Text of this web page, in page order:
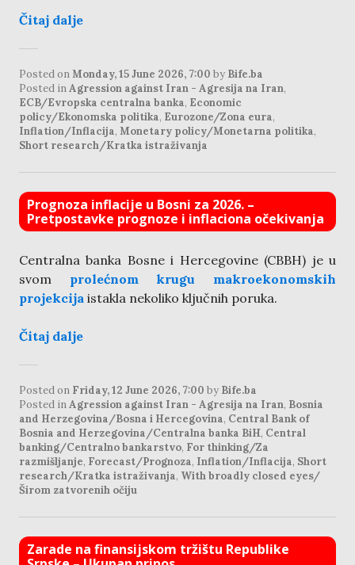
Čitaj dalje
Posted on Monday, 15 June 2026, 7:00 by Bife.ba
Posted inAgression against Iran - Agresija na Iran,
ECB/Evropska centralna banka, Economic
policy/Ekonomska politika, Eurozone/Zona eura,
Inflation/Inflacija, Monetary policy/Monetarna politika,
Short research/Kratka istraživanja
Prognoza inflacije u Bosni za 2026. –
Pretpostavke prognoze i inflaciona očekivanja
Centralna banka Bosne i Hercegovine (CBBH) je u
svom prolećnom krugu makroekonomskih
projekcija istakla nekoliko ključnih poruka.
Čitaj dalje
Posted on Friday, 12 June 2026, 7:00 by Bife.ba
Posted inAgression against Iran - Agresija na Iran, Bosnia
and Herzegovina/Bosna i Hercegovina, Central Bank of
Bosnia and Herzegovina/Centralna banka BiH, Central
banking/Centralno bankarstvo, For thinking/Za
razmišljanje, Forecast/Prognoza, Inflation/Inflacija, Short
research/Kratka istraživanja, With broadly closed eyes/
Širom zatvorenih očiju
Zarade na finansijskom tržištu Republike